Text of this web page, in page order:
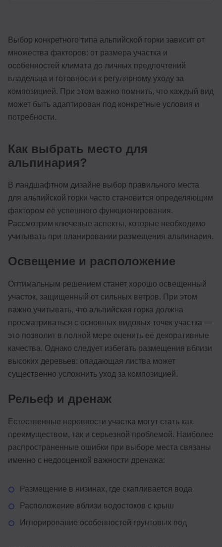
Выбор конкретного типа альпийской горки зависит от
множества факторов: от размера участка и
особенностей климата до личных предпочтений
владельца и готовности к регулярному уходу за
композицией. При этом важно помнить, что каждый вид
может быть адаптирован под конкретные условия и
потребности.
Как выбрать место для
альпинария?
В ландшафтном дизайне выбор правильного места
для альпийской горки часто становится определяющим
фактором её успешного функционирования.
Рассмотрим ключевые аспекты, которые необходимо
учитывать при планировании размещения альпинария.
Освещение и расположение
Оптимальным решением станет хорошо освещенный
участок, защищенный от сильных ветров. При этом
важно учитывать, что альпийская горка должна
просматриваться с основных видовых точек участка —
это позволит в полной мере оценить её декоративные
качества. Однако следует избегать размещения вблизи
высоких деревьев: опадающая листва может
существенно усложнить уход за композицией.
Рельеф и дренаж
Естественные неровности участка могут стать как
преимуществом, так и серьезной проблемой. Наиболее
распространенные ошибки при выборе места связаны
именно с недооценкой важности дренажа:
Размещение в низинах, где скапливается вода
Расположение вблизи водостоков с крыш
Игнорирование особенностей грунтовых вод